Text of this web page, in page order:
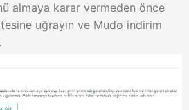
almaya karar vermeden önce
uğrayın ve Mudo indirim